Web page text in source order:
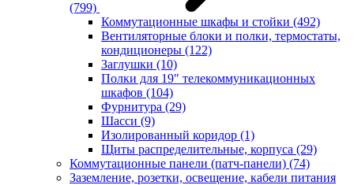
(799)
Коммутационные шкафы и стойки (492)
Вентиляторные блоки и полки, термостаты,
кондиционеры (122)
Заглушки (10)
Полки для 19" телекоммуникационных
шкафов (104)
Фурнитура (29)
Шасси (9)
Изолированный коридор (1)
Щиты распределительные, корпуса (29)
Коммутационные панели (патч-панели) (74)
Заземление, розетки, освещение, кабели питания